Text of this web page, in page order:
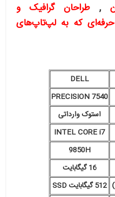
, طراحان گرافیک و
حرفه‌ای که به لپ‌تاپ‌های
DELL
PRECISION 7540
استوک وارداتی
INTEL CORE i7
9850H
16 گیگابایت
512 گیگابایت SSD